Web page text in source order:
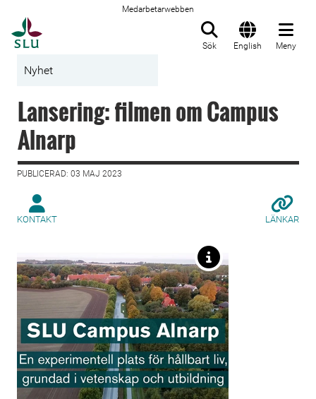
Medarbetarwebben
Sök English Meny
Nyhet
Lansering: filmen om Campus
Alnarp
PUBLICERAD: 03 MAJ 2023
KONTAKT LÄNKAR